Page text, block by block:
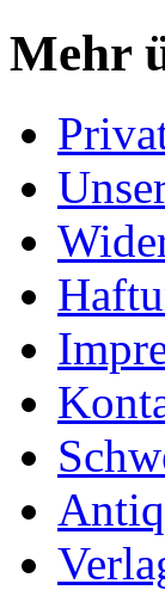
Mehr